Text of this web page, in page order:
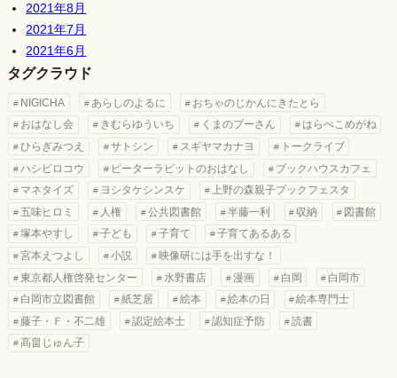
2021年8月
2021年7月
2021年6月
タグクラウド
NIGICHA あらしのよるに
おちゃのじかんにきたとら
おはなし会
きむらゆういち くまのプーさん
はらぺこめがね
ひらぎみつえ
サトシン スギヤマカナヨ
トークライブ
ハシビロコウ
ピーターラビットのおはなし
ブックハウスカフェ
マネタイズ
ヨシタケシンスケ
上野の森親子ブックフェスタ
五味ヒロミ
人権 公共図書館 半藤一利 収納
図書館
塚本やすし
子ども 子育て
子育てあるある
宮本えつよし
小説
映像研には手を出すな！
東京都人権啓発センター
水野書店 漫画 白岡
白岡市
白岡市立図書館
紙芝居 絵本 絵本の日
絵本専門士
藤子・Ｆ・不二雄
認定絵本士 認知症予防
読書
高畠じゅん子